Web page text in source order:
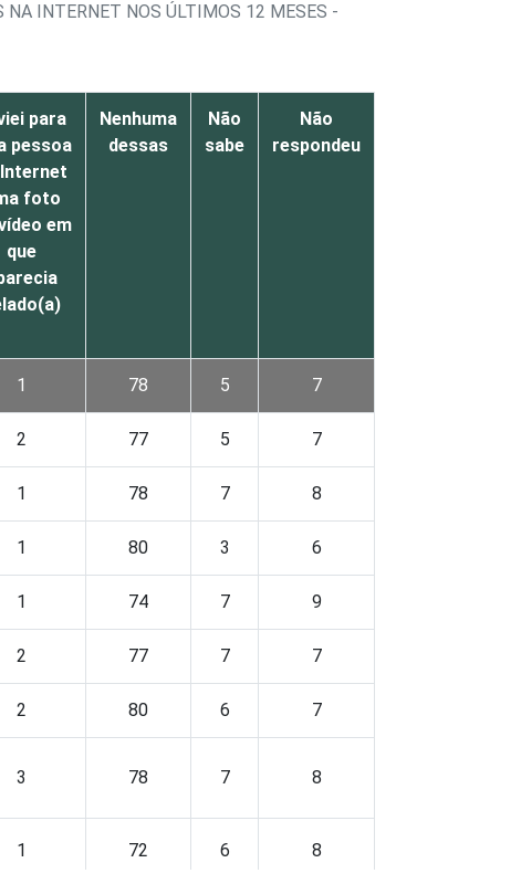
NA INTERNET NOS ÚLTIMOS 12 MESES -
para
pessoa
foto
em
que
Nenhuma
dessas
Não
sabe
Não
respondeu
1 78 5 7
2 77 5 7
1 78 7 8
1 80 3 6
1 74 7 9
2 77 7 7
2 80 6 7
3 78 7 8
1 72 6 8